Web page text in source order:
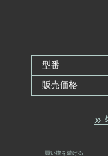
型番
販売価格
»
買い物を続ける